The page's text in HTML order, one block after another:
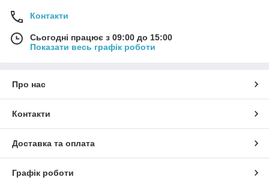
Контакти
Сьогодні працює з 09:00 до 15:00
Показати весь графік роботи
Про нас
Контакти
Доставка та оплата
Графік роботи